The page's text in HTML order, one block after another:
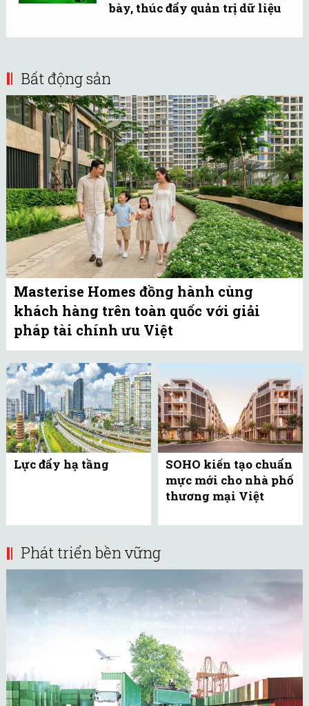
bày, thúc đẩy quản trị dữ liệu
Bất động sản
Masterise Homes đồng hành cùng
khách hàng trên toàn quốc với giải
pháp tài chính ưu Việt
Lực đẩy hạ tầng
SOHO kiến tạo chuẩn
mực mới cho nhà phố
thương mại Việt
Phát triển bền vững